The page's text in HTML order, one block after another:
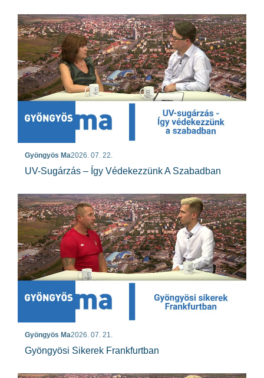
Gyöngyös Ma2026. 07. 22.
UV-Sugárzás – Így Védekezzünk A Szabadban
Gyöngyös Ma2026. 07. 21.
Gyöngyösi Sikerek Frankfurtban